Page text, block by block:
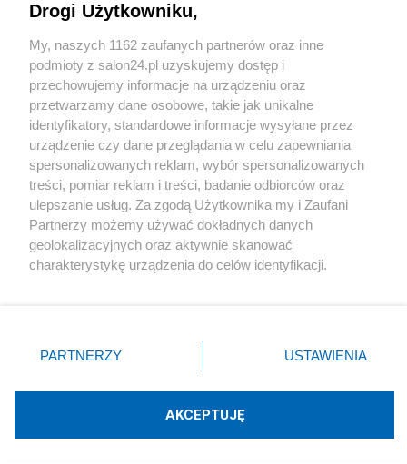
Sport
Społeczeństwo
Kultura
X Facebook Instagram Youtube
Technologię dostarcza:W3media.pl
Drogi Użytkowniku,
My, naszych 1162 zaufanych partnerów oraz inne
podmioty z salon24.pl uzyskujemy dostęp i
przechowujemy informacje na urządzeniu oraz
przetwarzamy dane osobowe, takie jak unikalne
identyfikatory, standardowe informacje wysyłane przez
urządzenie czy dane przeglądania w celu zapewniania
spersonalizowanych reklam, wybór spersonalizowanych
treści, pomiar reklam i treści, badanie odbiorców oraz
ulepszanie usług. Za zgodą Użytkownika my i Zaufani
Partnerzy możemy używać dokładnych danych
geolokalizacyjnych oraz aktywnie skanować
charakterystykę urządzenia do celów identyfikacji.
zmienić/wycofać klikając przycisk ustawień prywatności
znajdujący się w lewym dolnym rogu strony
rodzaje przetwarzania danych nie wymagają zgody
użytkownika, ale masz prawo sprzeciwić się takiemu
PARTNERZY USTAWIENIA
AKCEPTUJĘ